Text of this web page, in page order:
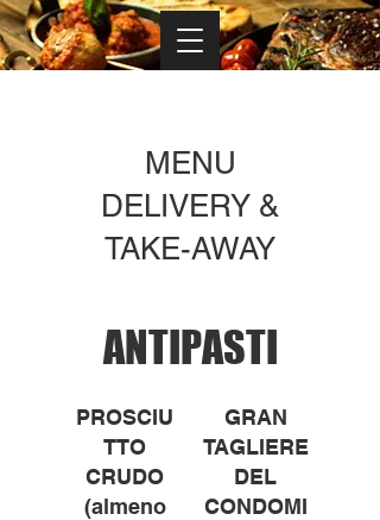
MENU
DELIVERY &
TAKE-AWAY
ANTIPASTI
PROSCIU
TTO
CRUDO
(almeno
GRAN
TAGLIERE
DEL
CONDOMI